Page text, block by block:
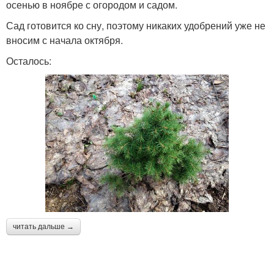
осенью в ноябре с огородом и садом.
Сад готовится ко сну, поэтому никаких удобрений уже не
вносим с начала октября.
Осталось:
читать дальше →